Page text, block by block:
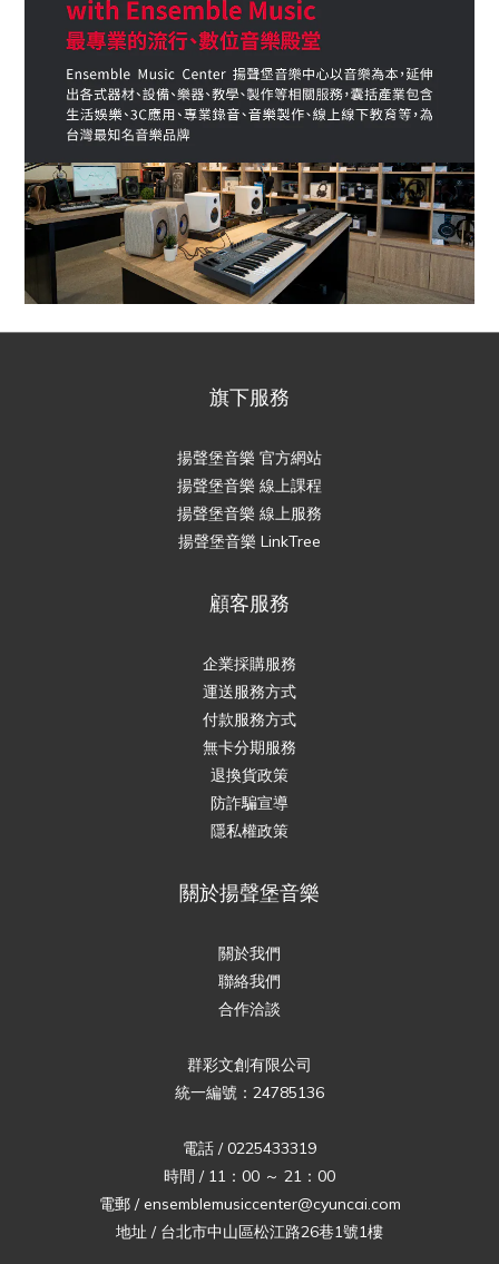
旗下服務
揚聲堡音樂 官方網站
揚聲堡音樂 線上課程
揚聲堡音樂 線上服務
揚聲堡音樂 LinkTree
顧客服務
企業採購服務
運送服務方式
付款服務方式
無卡分期服務
退換貨政策
防詐騙宣導
隱私權政策
關於揚聲堡音樂
關於我們
聯絡我們
合作洽談
群彩文創有限公司
統一編號：24785136
電話 / 0225433319
時間 / 11：00 ～ 21：00
電郵 / ensemblemusiccenter@cyuncai.com
地址 / 台北市中山區松江路26巷1號1樓